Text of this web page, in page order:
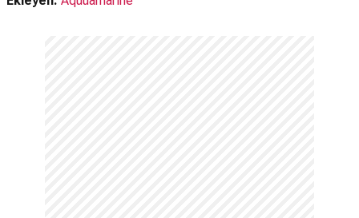
Nereden izleyebilirim, hangi platformda var?